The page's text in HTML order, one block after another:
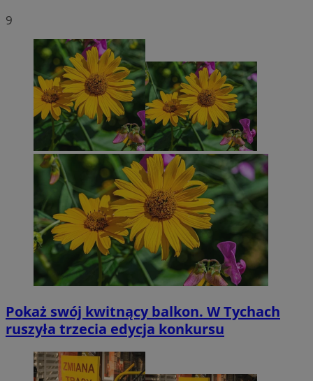
9
Pokaż swój kwitnący balkon. W Tychach
ruszyła trzecia edycja konkursu